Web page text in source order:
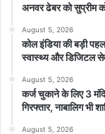
अनवर ढेबर को सुप्रीम
August 5, 2026
कोल इंडिया की बड़ी
स्वास्थ्य और डिजिटल
August 5, 2026
कर्ज चुकाने के लिए 3
गिरफ्तार, नाबालिग भी
August 5, 2026